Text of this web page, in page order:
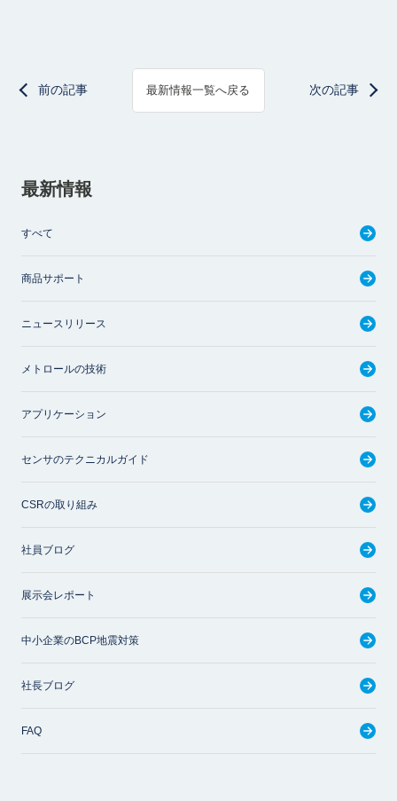
前の記事 最新情報一覧へ戻る 次の記事
最新情報
すべて
商品サポート
ニュースリリース
メトロールの技術
アプリケーション
センサのテクニカルガイド
CSRの取り組み
社員ブログ
展示会レポート
中小企業のBCP地震対策
社長ブログ
FAQ